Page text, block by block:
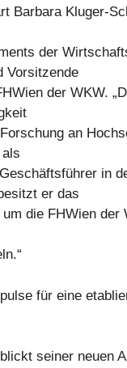
Barbara Kluger-
der
Vorsitzende
der WKW.
an
in
er das
die FHWien der
für eine
seiner neuen